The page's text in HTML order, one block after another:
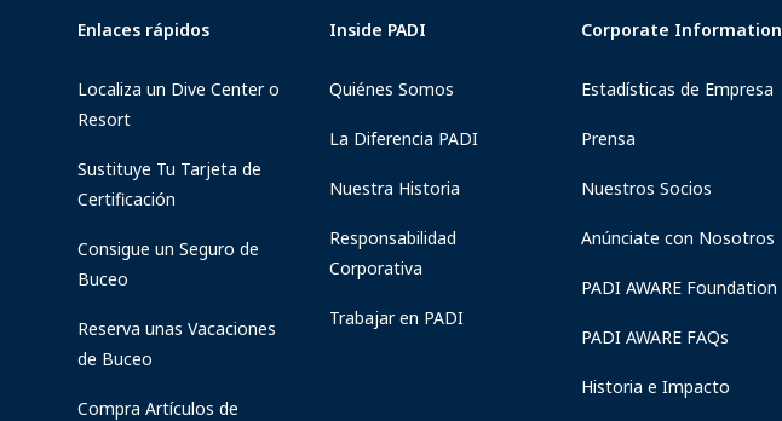
Enlaces rápidos
Localiza un Dive Center o
Resort
Sustituye Tu Tarjeta de
Certificación
Consigue un Seguro de
Buceo
Reserva unas Vacaciones
de Buceo
Compra Artículos de
Inside PADI
Quiénes Somos
La Diferencia PADI
Nuestra Historia
Responsabilidad
Corporativa
Trabajar en PADI
Corporate Information
Estadísticas de Empresa
Prensa
Nuestros Socios
Anúnciate con Nosotros
PADI AWARE Foundation
PADI AWARE FAQs
Historia e Impacto